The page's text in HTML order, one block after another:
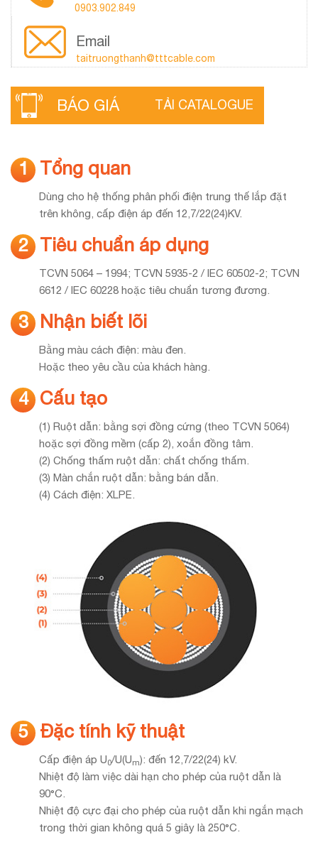
0903.902.849
Email
taitruongthanh@tttcable.com
BÁO GIÁ TẢI CATALOGUE
1 Tổng quan
Dùng cho hệ thống phân phối điện trung thế lắp đặt
trên không, cấp điện áp đến 12,7/22(24)KV.
2 Tiêu chuẩn áp dụng
TCVN 5064 – 1994; TCVN 5935-2 / IEC 60502-2; TCVN
6612 / IEC 60228 hoặc tiêu chuẩn tương đương.
3 Nhận biết lõi
Bằng màu cách điện: màu đen.
Hoặc theo yêu cầu của khách hàng.
4 Cấu tạo
(1) Ruột dẫn: bằng sợi đồng cứng (theo TCVN 5064)
hoặc sợi đồng mềm (cấp 2), xoắn đồng tâm.
(2) Chống thấm ruột dẫn: chất chống thấm.
(3) Màn chắn ruột dẫn: bằng bán dẫn.
(4) Cách điện: XLPE.
5 Đặc tính kỹ thuật
Cấp điện áp U0/U(Um): đến 12,7/22(24) kV.
Nhiệt độ làm việc dài hạn cho phép của ruột dẫn là
90°C.
Nhiệt độ cực đại cho phép của ruột dẫn khi ngắn mạch
trong thời gian không quá 5 giây là 250°C.